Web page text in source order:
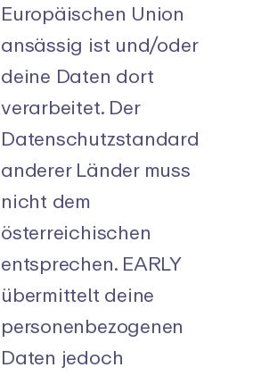
Europäischen Union
ansässig ist und/oder
deine Daten dort
verarbeitet. Der
Datenschutzstandard
anderer Länder muss
nicht dem
österreichischen
entsprechen. EARLY
übermittelt deine
personenbezogenen
Daten jedoch